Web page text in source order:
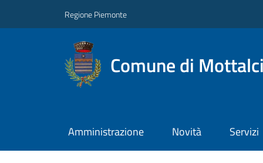
Regione Piemonte
Comune di
Amministrazione Novità Servizi